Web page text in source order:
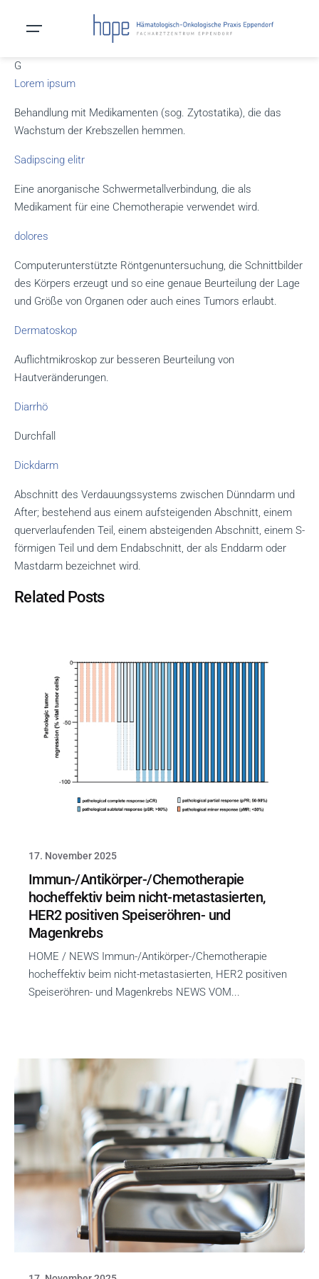
G
Lorem ipsum
Behandlung mit Medikamenten (sog. Zytostatika), die das
Wachstum der Krebszellen hemmen.
Sadipscing elitr
Eine anorganische Schwermetallverbindung, die als
Medikament für eine Chemotherapie verwendet wird.
dolores
Computerunterstützte Röntgenuntersuchung, die Schnittbilder
des Körpers erzeugt und so eine genaue Beurteilung der Lage
und Größe von Organen oder auch eines Tumors erlaubt.
Dermatoskop
Auflichtmikroskop zur besseren Beurteilung von
Hautveränderungen.
Diarrhö
Durchfall
Dickdarm
Abschnitt des Verdauungssystems zwischen Dünndarm und
After; bestehend aus einem aufsteigenden Abschnitt, einem
querverlaufenden Teil, einem absteigenden Abschnitt, einem S-
förmigen Teil und dem Endabschnitt, der als Enddarm oder
Mastdarm bezeichnet wird.
Related Posts
17. November 2025
Immun-/Antikörper-/Chemotherapie
hocheffektiv beim nicht-metastasierten,
HER2 positiven Speiseröhren- und
Magenkrebs
HOME / NEWS Immun-/Antikörper-/Chemotherapie
hocheffektiv beim nicht-metastasierten, HER2 positiven
Speiseröhren- und Magenkrebs NEWS VOM...